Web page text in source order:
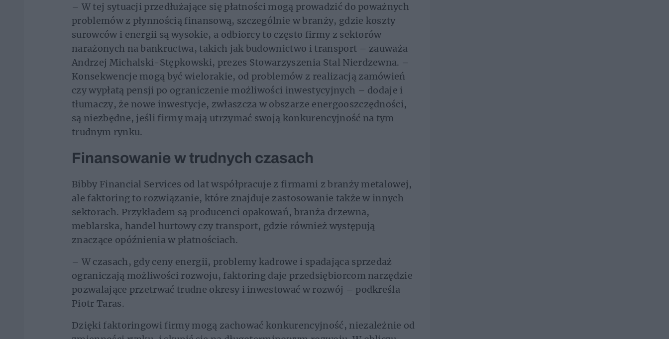
– W tej sytuacji przedłużające się płatności mogą prowadzić do poważnych
problemów z płynnością finansową, szczególnie w branży, gdzie koszty
surowców i energii są wysokie, a odbiorcy to często firmy z sektorów
narażonych na bankructwa, takich jak budownictwo i transport – zauważa
Andrzej Michalski-Stępkowski, prezes Stowarzyszenia Stal Nierdzewna. –
Konsekwencje mogą być wielorakie, od problemów z realizacją zamówień
czy wypłatą pensji po ograniczenie możliwości inwestycyjnych – dodaje i
tłumaczy, że nowe inwestycje, zwłaszcza w obszarze energooszczędności,
są niezbędne, jeśli firmy mają utrzymać swoją konkurencyjność na tym
trudnym rynku.
Finansowanie w trudnych czasach
Bibby Financial Services od lat współpracuje z firmami z branży metalowej,
ale faktoring to rozwiązanie, które znajduje zastosowanie także w innych
sektorach. Przykładem są producenci opakowań, branża drzewna,
meblarska, handel hurtowy czy transport, gdzie również występują
znaczące opóźnienia w płatnościach.
– W czasach, gdy ceny energii, problemy kadrowe i spadająca sprzedaż
ograniczają możliwości rozwoju, faktoring daje przedsiębiorcom narzędzie
pozwalające przetrwać trudne okresy i inwestować w rozwój – podkreśla
Piotr Taras.
Dzięki faktoringowi firmy mogą zachować konkurencyjność, niezależnie od